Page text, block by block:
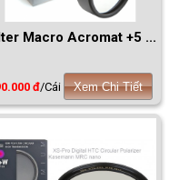
Macro Acromat +5 ...
đ/Cái Xem Chi Tiết